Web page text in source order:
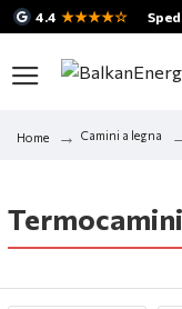
4.4 ★★★★☆
Home Camini a legna